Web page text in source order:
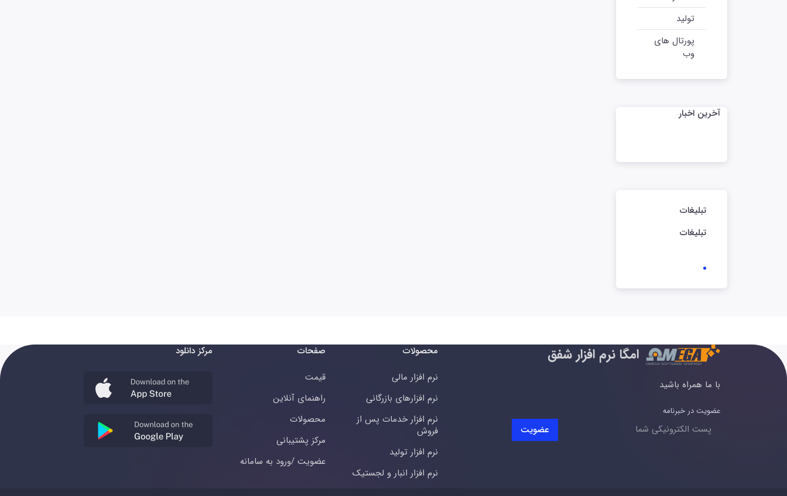
تولید
پورتال های
وب
آخرین اخبار
تبلیغات
تبلیغات
امگا نرم افزار شفق
با ما همراه باشید
عضویت در خبرنامه
عضویت
محصولات
نرم افزار مالی
نرم افزارهای بازرگانی
نرم افزار خدمات پس از
فروش
نرم افزار تولید
نرم افزار انبار و لجستیک
صفحات
قیمت
راهنمای آنلاین
محصولات
مرکز پشتیبانی
عضویت /ورود به سامانه
مرکز دانلود